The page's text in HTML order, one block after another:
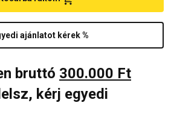
ajánlatot kérek %
bruttó 300.000 Ft
kérj egyedi